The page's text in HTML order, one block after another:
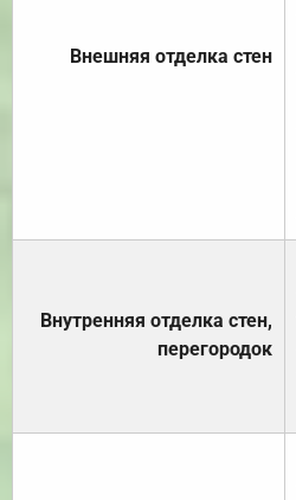
Внешняя отделка стен
Внутренняя отделка стен,
перегородок